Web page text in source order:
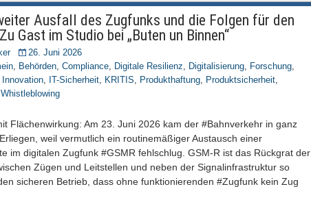
Ausfall des Zugfunks und die Folgen für den
Gast im Studio bei „Buten un Binnen“
26. Juni 2026
, Behörden, Compliance, Digitale Resilienz, Digitalisierung, Forschung,
Innovation, IT-Sicherheit, KRITIS, Produkthaftung, Produktsicherheit,
Whistleblowing
Flächenwirkung: Am 23. Juni 2026 kam der #Bahnverkehr in ganz
weil vermutlich ein routinemäßiger Austausch einer
im digitalen Zugfunk #GSMR fehlschlug. GSM-R ist das Rückgrat der
Zügen und Leitstellen und neben der Signalinfrastruktur so
sicheren Betrieb, dass ohne funktionierenden #Zugfunk kein Zug